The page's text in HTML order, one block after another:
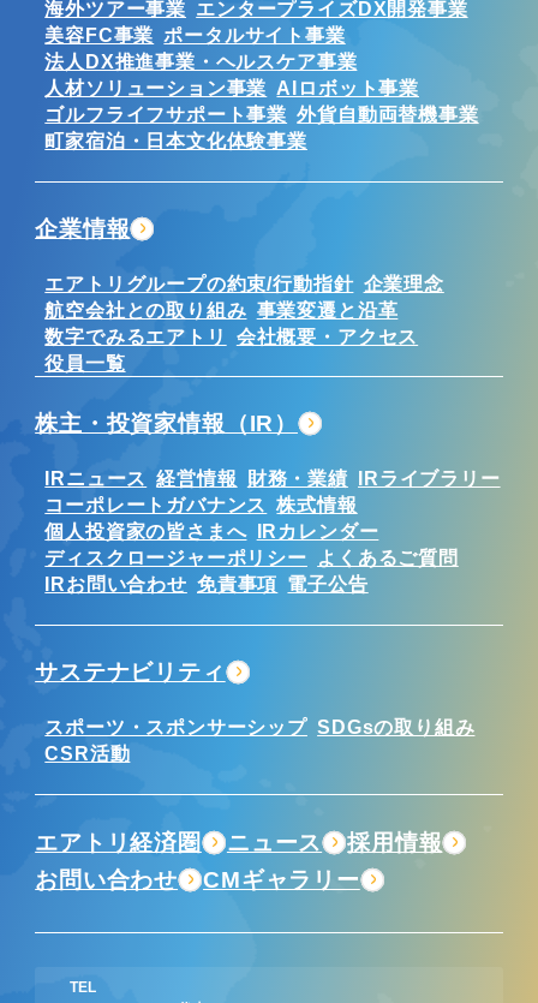
TEL
海外ツアー事業
エンタープライズDX開発事業
美容FC事業 ポータルサイト事業
法人DX推進事業・ヘルスケア事業
人材ソリューション事業 AIロボット事業
ゴルフライフサポート事業 外貨自動両替機事業
町家宿泊・日本文化体験事業
企業情報
エアトリグループの約束/行動指針 企業理念
航空会社との取り組み 事業変遷と沿革
数字でみるエアトリ
会社概要・アクセス
役員一覧
株主・投資家情報（IR）
IRニュース 経営情報 財務・業績 IRライブラリー
コーポレートガバナンス 株式情報
個人投資家の皆さまへ IRカレンダー
ディスクロージャーポリシー
よくあるご質問
IRお問い合わせ 免責事項 電子公告
サステナビリティ
スポーツ・スポンサーシップ SDGsの取り組み
CSR活動
エアトリ経済圏 ニュース
採用情報
お問い合わせ
CMギャラリー